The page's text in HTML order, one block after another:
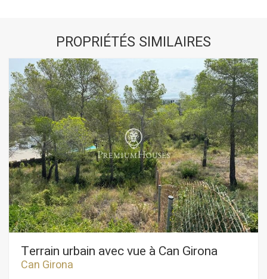
PROPRIÉTÉS SIMILAIRES
Terrain urbain avec vue à Can Girona
Can Girona